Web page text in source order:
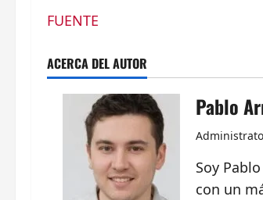
FUENTE
ACERCA DEL AUTOR
Pablo
Soy
con un